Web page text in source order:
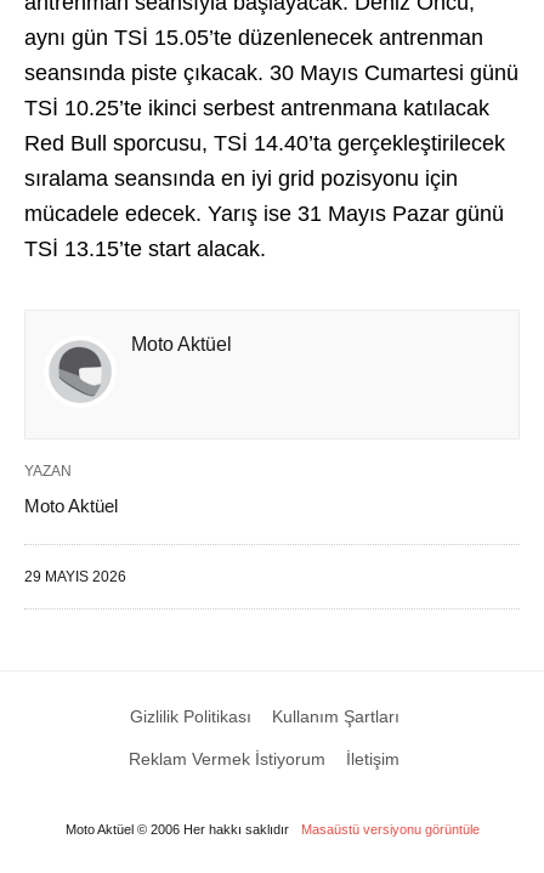
aynı gün TSİ 15.05’te düzenlenecek antrenman
seansında piste çıkacak. 30 Mayıs Cumartesi günü
TSİ 10.25’te ikinci serbest antrenmana katılacak
Red Bull sporcusu, TSİ 14.40’ta gerçekleştirilecek
sıralama seansında en iyi grid pozisyonu için
mücadele edecek. Yarış ise 31 Mayıs Pazar günü
TSİ 13.15’te start alacak.
Moto Aktüel
YAZAN
Moto Aktüel
29 MAYIS 2026
Gizlilik Politikası Kullanım Şartları
Reklam Vermek İstiyorum İletişim
Moto Aktüel © 2006 Her hakkı saklıdır Masaüstü versiyonu görüntüle